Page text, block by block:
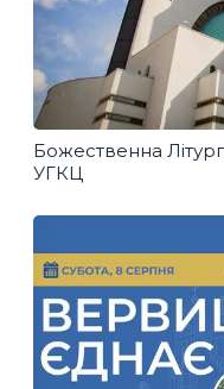
Божественна
УГКЦ